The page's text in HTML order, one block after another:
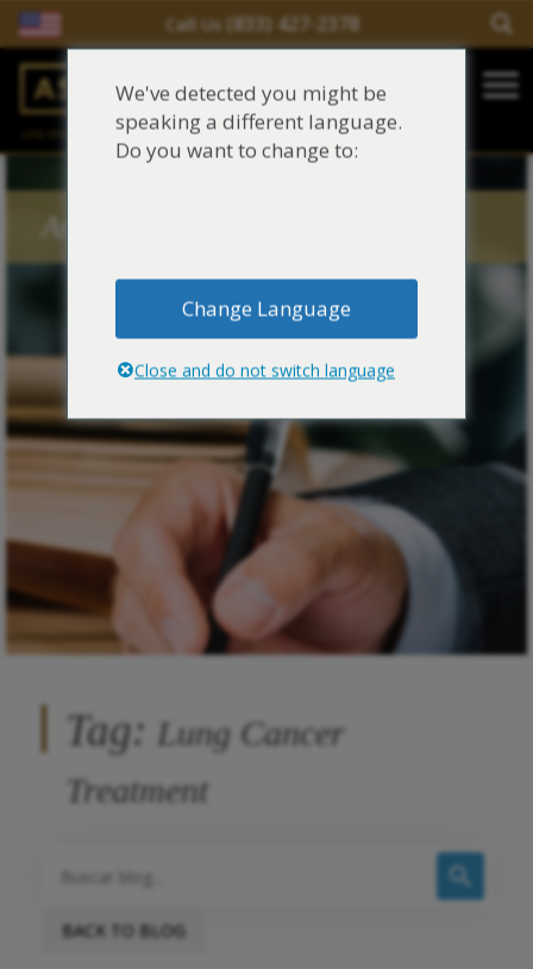
Call Us (833) 427-2378
Salir del contenido
Main Navigation
Justinian C. Lane, Esq. – PLLC
Reclamaciones de asbesto/mesotelioma
Fuentes de exposición al asbesto
Síntomas y tratamiento del asbesto
Centro de aprendizaje de asbesto
Blog de Asbestos
Asbestos Blog Tags
Tag: Lung Cancer
Treatment
BACK TO BLOG
We've detected you might be
speaking a different language.
Do you want to change to:
Change Language
Close and do not switch language